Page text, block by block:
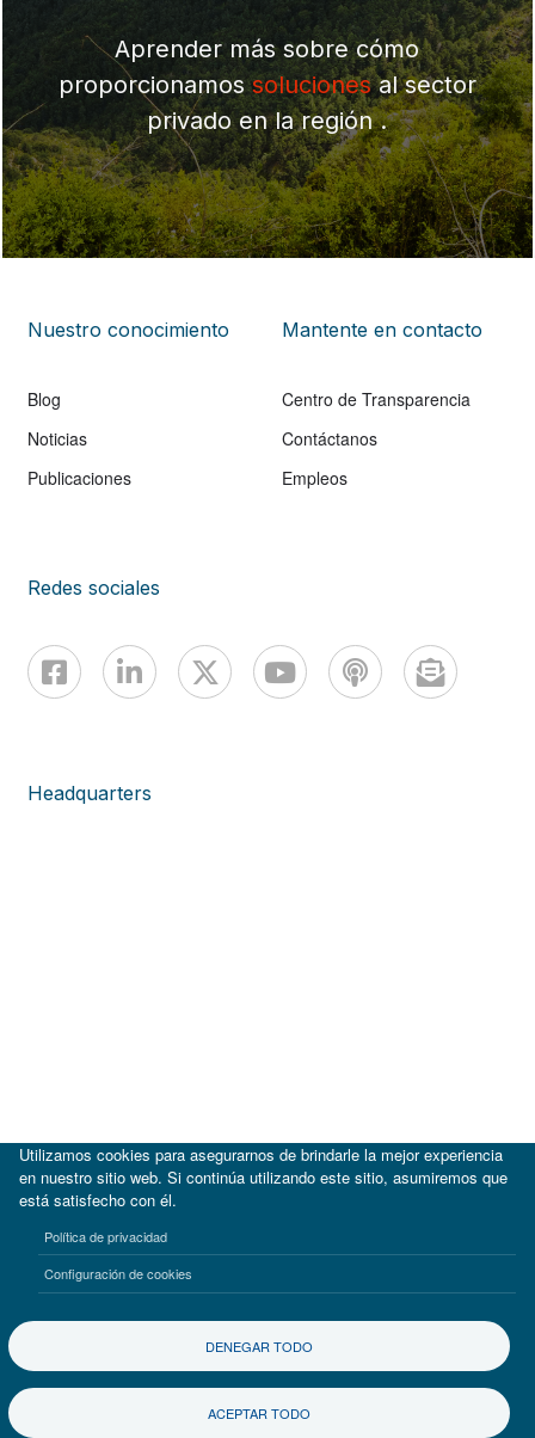
Aprender más sobre cómo
proporcionamossolucionesal sector
privado en la región .
Nuestro conocimiento
Blog
Noticias
Publicaciones
Mantente en contacto
Centro de Transparencia
Contáctanos
Empleos
Redes sociales
Headquarters
Términos de uso Aviso de privacidad
Utilizamos cookies para asegurarnos de brindarle la mejor experiencia
en nuestro sitio web. Si continúa utilizando este sitio, asumiremos que
está satisfecho con él.
Política de privacidad
Configuración de cookies
DENEGAR TODO
ACEPTAR TODO